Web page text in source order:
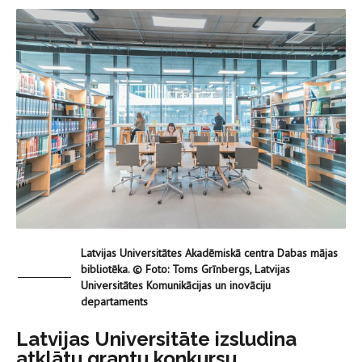
Latvijas Universitātes Akadēmiskā centra Dabas mājas
bibliotēka. © Foto: Toms Grīnbergs, Latvijas
Universitātes Komunikācijas un inovāciju
departaments
Latvijas Universitāte izsludina